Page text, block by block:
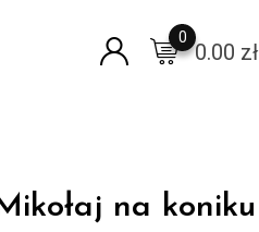
0.00 zł
0
na koniku